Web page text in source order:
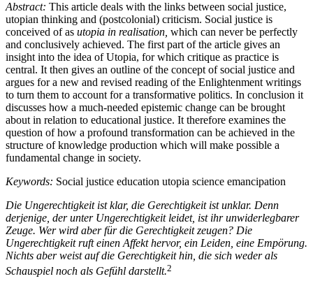
Abstract: This article deals with the links between social justice,
utopian thinking and (postcolonial) criticism. Social justice is
conceived of as utopia in realisation, which can never be perfectly
and conclusively achieved. The first part of the article gives an
insight into the idea of Utopia, for which critique as practice is
central. It then gives an outline of the concept of social justice and
argues for a new and revised reading of the Enlightenment writings
to turn them to account for a transformative politics. In conclusion it
discusses how a much-needed epistemic change can be brought
about in relation to educational justice. It therefore examines the
question of how a profound transformation can be achieved in the
structure of knowledge production which will make possible a
fundamental change in society.
Keywords: Social justice education utopia science emancipation
Die Ungerechtigkeit ist klar, die Gerechtigkeit ist unklar. Denn
derjenige, der unter Ungerechtigkeit leidet, ist ihr unwiderlegbarer
Zeuge. Wer wird aber für die Gerechtigkeit zeugen? Die
Ungerechtigkeit ruft einen Affekt hervor, ein Leiden, eine Empörung.
Nichts aber weist auf die Gerechtigkeit hin, die sich weder als
Schauspiel noch als Gefühl darstellt.2